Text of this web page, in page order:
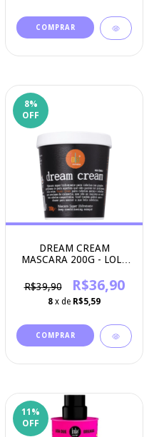
8%
OFF
DREAM CREAM
MASCARA 200G - LOLA
R$39,90
R$36,90
8 x de R$5,59
11 %
OFF